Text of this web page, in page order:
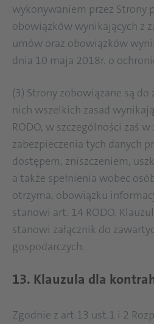
wykonywaniem przez Strony
obowiązków wynikających z
umów oraz obowiązków
dnia 10 maja 2018r. o
(3) Strony zobowiązane są
nich wszelkich zasad
RODO, w szczególności zaś
zabezpieczenia tych danych
dostępem, zniszczeniem,
a także spełnienia wobec
otrzyma, obowiązku
stanowi art. 14 RODO.
stanowi załącznik do
gospodarczych.
13. Klauzula dla
Zgodnie z art.13 ust.1 i 2